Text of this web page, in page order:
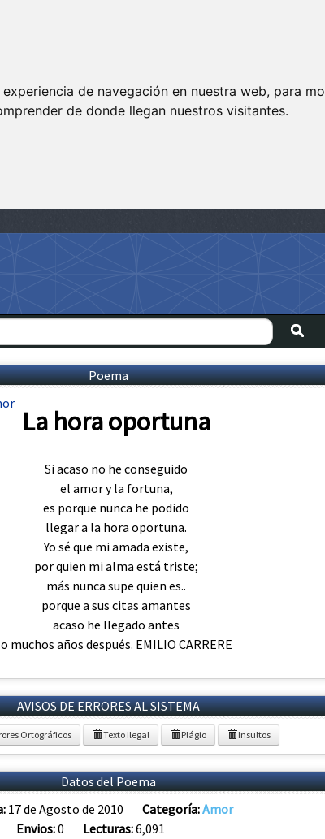
de navegación en nuestra web, para
de donde llegan nuestros visitantes.
Poema
La hora oportuna
Si acaso no he conseguido
el amor y la fortuna,
es porque nunca he podido
llegar a la hora oportuna.
Yo sé que mi amada existe,
por quien mi alma está triste;
más nunca supe quien es..
porque a sus citas amantes
acaso he llegado antes
o muchos años después. EMILIO CARRERE
AVISOS DE ERRORES AL SISTEMA
Ortográficos Texto Ilegal Plágio Insultos
Datos del Poema
17 de Agosto de 2010 Categoría:Amor
Envios:0 Lecturas:6,091